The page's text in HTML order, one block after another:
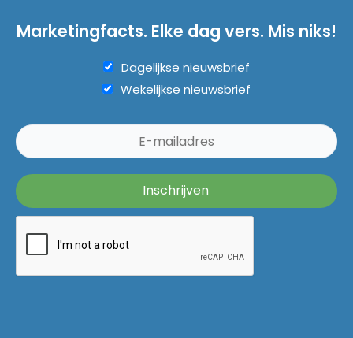
Marketingfacts. Elke dag vers. Mis niks!
Dagelijkse nieuwsbrief
Wekelijkse nieuwsbrief